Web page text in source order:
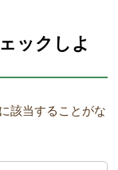
ックしよ
該当することがな